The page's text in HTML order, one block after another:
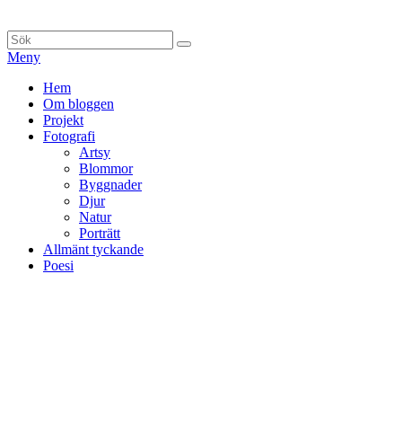
till
innehåll
Sök
efter:
Sök
Meny
Primär
meny
Hem
Om bloggen
Projekt
Fotografi
Artsy
Blommor
Byggnader
Djur
Natur
Porträtt
Allmänt tyckande
Poesi